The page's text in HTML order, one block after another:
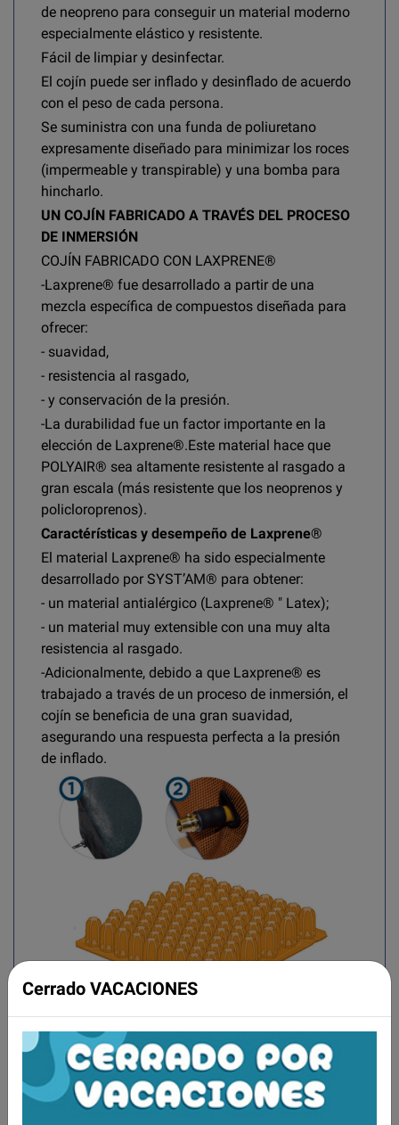
de neopreno para conseguir un material moderno
especialmente elástico y resistente.
Fácil de limpiar y desinfectar.
El cojín puede ser inflado y desinflado de acuerdo
con el peso de cada persona.
Se suministra con una funda de poliuretano
expresamente diseñado para minimizar los roces
(impermeable y transpirable) y una bomba para
hincharlo.
UN COJÍN FABRICADO A TRAVÉS DEL PROCESO
DE INMERSIÓN
COJÍN FABRICADO CON LAXPRENE®
-Laxprene® fue desarrollado a partir de una
mezcla específica de compuestos diseñada para
ofrecer:
- suavidad,
- resistencia al rasgado,
- y conservación de la presión.
-La durabilidad fue un factor importante en la
elección de Laxprene®.Este material hace que
POLYAIR® sea altamente resistente al rasgado a
gran escala (más resistente que los neoprenos y
policloroprenos).
Caractérísticas y desempeño de Laxprene®
El material Laxprene® ha sido especialmente
desarrollado por SYST’AM® para obtener:
- un material antialérgico (Laxprene® " Latex);
- un material muy extensible con una muy alta
resistencia al rasgado.
-Adicionalmente, debido a que Laxprene® es
trabajado a través de un proceso de inmersión, el
cojín se beneficia de una gran suavidad,
asegurando una respuesta perfecta a la presión
de inflado.
EFECTIVO, ERGONÓMICO Y CÓMODO
Asegura el máximo contacto del paciente con la
superficie de asiento moldeándose a las
protuberancias en el área del sacro.
Esto resulta en la reducción extremadamente
Cerrado VACACIONES